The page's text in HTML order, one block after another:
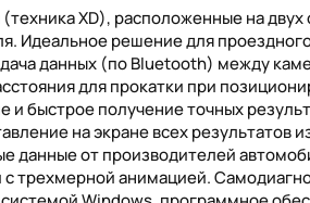
XD), расположенные на
Идеальное решение для
данных (по Bluetooth) между
для прокатки при
и быстрое получение точных
на экране всех результатов
данные от производителей
трехмерной анимацией.